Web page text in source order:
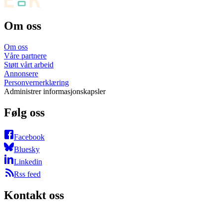
Om oss
Om oss
Våre partnere
Støtt vårt arbeid
Annonsere
Personvernerklæring
Administrer informasjonskapsler
Følg oss
Facebook
Bluesky
Linkedin
Rss feed
Kontakt oss